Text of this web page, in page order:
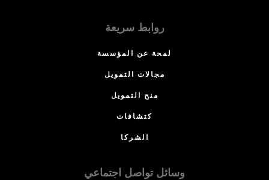
روابط سريعة
لمحة عن المؤسسة
مجالات التمويل
منح التمويل
كتشافات
الشركا
وسائل تواصل اجتماعي